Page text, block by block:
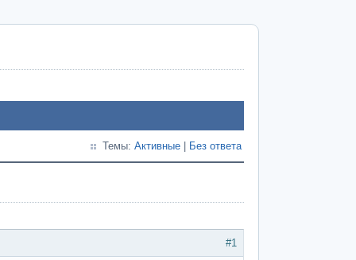
Темы: Активные Без ответа
#1